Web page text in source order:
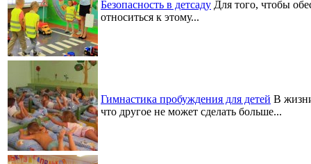
Безопасность в детсаду Для того, чтобы
относиться к этому...
Гимнастика пробуждения для детей В
что другое не может сделать больше...